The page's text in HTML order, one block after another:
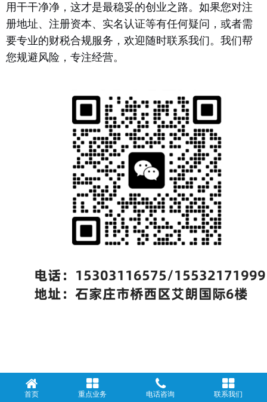
用干干净净，这才是最稳妥的创业之路。如果您对注
册地址、注册资本、实名认证等有任何疑问，或者需
要专业的财税合规服务，欢迎随时联系我们。我们帮
您规避风险，专注经营。
首页 重点业务 电话咨询 联系我们